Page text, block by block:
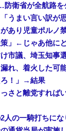
衛省が全航路を
あり児童ポルノ
ろ！」→結果
の一騎打ちにな